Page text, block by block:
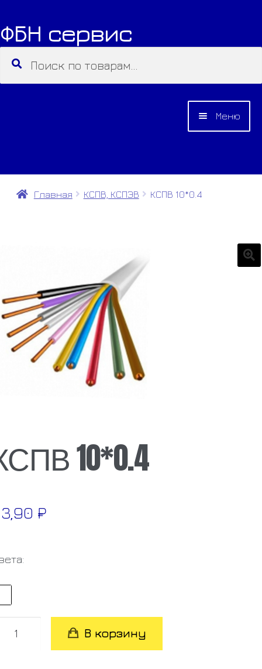
Перейти
к
навигации
Перейти
к
содержимому
ФБН сервис
Поиск
Меню
КАТАЛОГ
Главная КСПВ, КСПЭВ КСПВ 10*0.4
10*0.4
₽
В корзину